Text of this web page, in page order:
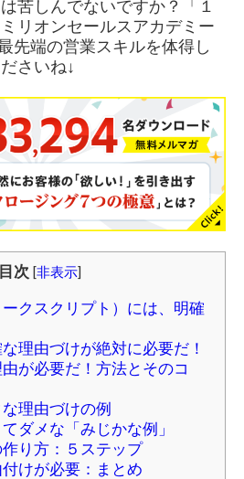
苦しんでないですか？「１
リオンセールスアカデミー
先端の営業スキルを体得し
さいね↓
目次 [非表示]
クスクリプト）には、明確
理由づけが絶対に必要だ！
が必要だ！方法とそのコ
理由づけの例
ダメな「みじかな例」
り方：５ステップ
けが必要：まとめ